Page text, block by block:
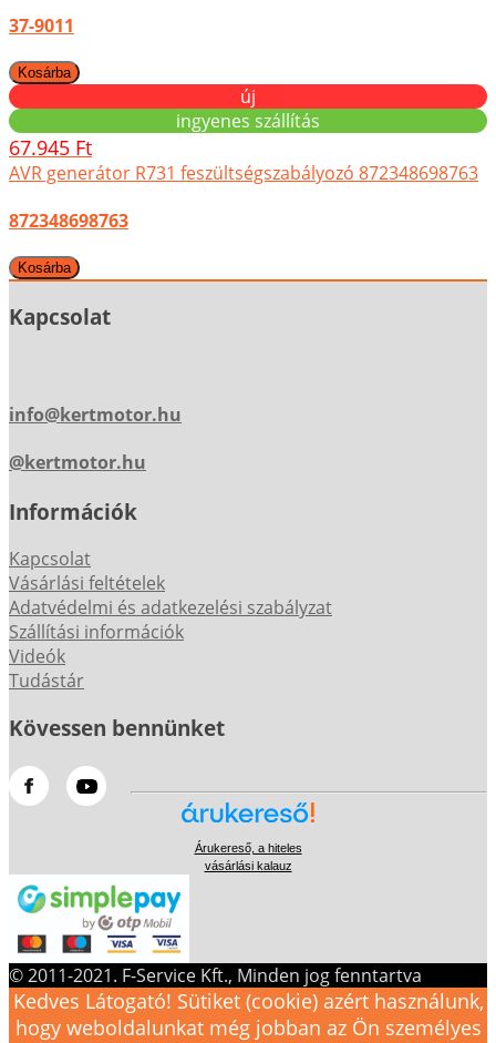
37-9011
új
ingyenes szállítás
67.945 Ft
AVR generátor R731 feszültségszabályozó 872348698763
872348698763
Kapcsolat
info@kertmotor.hu
@kertmotor.hu
Információk
Kapcsolat
Vásárlási feltételek
Adatvédelmi és adatkezelési szabályzat
Szállítási információk
Videók
Tudástár
Kövessen bennünket
Árukereső, a hiteles
vásárlási kalauz
© 2011-2021. F-Service Kft., Minden jog fenntartva
Kedves Látogató! Sütiket (cookie) azért használunk,
hogy weboldalunkat még jobban az Ön személyes